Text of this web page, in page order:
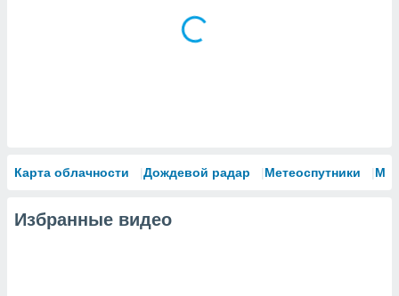
Карта облачности Дождевой радар Метеоспутники
Избранные видео